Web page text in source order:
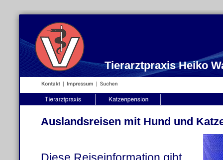
Tierarztpraxis Heiko
Auslandsreisen mit Hund und
Diese Reiseinformation gibt